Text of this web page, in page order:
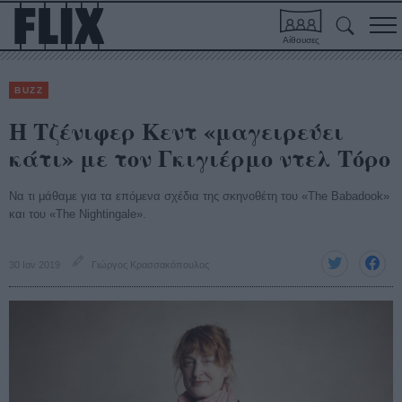
Αίθουσες
BUZZ
H Τζένιφερ Κεντ «μαγειρεύει
κάτι» με τον Γκιγιέρμο ντελ Τόρο
Να τι μάθαμε για τα επόμενα σχέδια της σκηνοθέτη του «The Babadook»
και του «The Nightingale».
30 Ιαν 2019 Γιώργος Κρασσακόπουλος